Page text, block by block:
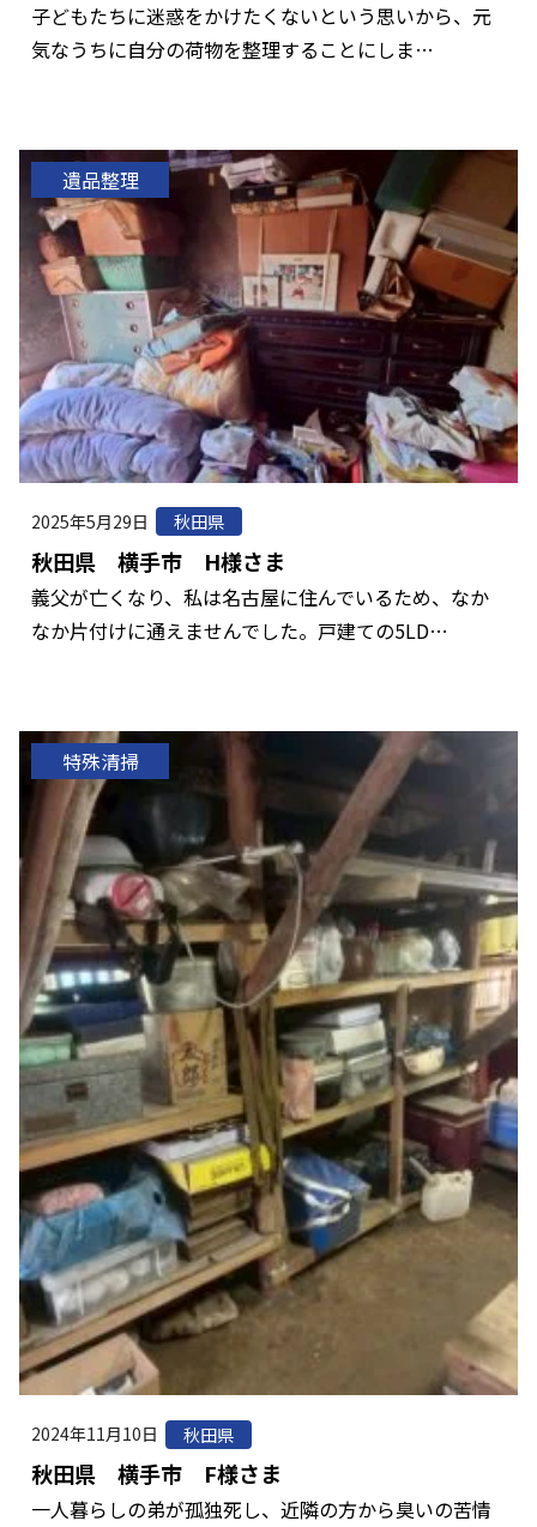
子どもたちに迷惑をかけたくないという思いから、元
気なうちに自分の荷物を整理することにしま…
遺品整理
2025年5月29日 秋田県
秋田県 横手市 H様さま
義父が亡くなり、私は名古屋に住んでいるため、なか
なか片付けに通えませんでした。戸建ての5LD…
特殊清掃
2024年11月10日 秋田県
秋田県 横手市 F様さま
一人暮らしの弟が孤独死し、近隣の方から臭いの苦情